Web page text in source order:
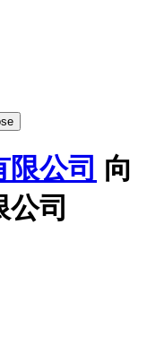
公司 向
司